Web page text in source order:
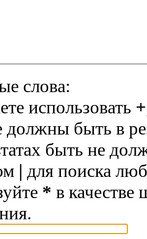
слова:
использовать +
должны быть в
быть не
| для поиска
* в качестве